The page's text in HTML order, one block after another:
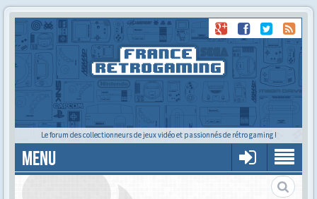
Le forum des collectionneurs de jeux vidéo et passionnés de rétro gaming !
MENU